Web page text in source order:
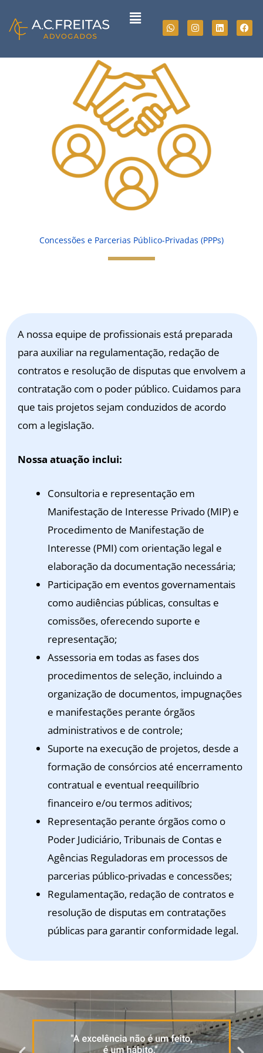
para
Menu
WhatsappInstagram
Linkedin
Concessões e Parcerias Público-Privadas (PPPs)
A nossa equipe de profissionais está preparada
para auxiliar na regulamentação, redação de
contratos e resolução de disputas que envolvem a
contratação com o poder público. Cuidamos para
que tais projetos sejam conduzidos de acordo
com a legislação.
Nossa atuação inclui:
Consultoria e representação em
Manifestação de Interesse Privado (MIP) e
Procedimento de Manifestação de
Interesse (PMI) com orientação legal e
elaboração da documentação necessária;
Participação em eventos governamentais
como audiências públicas, consultas e
comissões, oferecendo suporte e
representação;
Assessoria em todas as fases dos
procedimentos de seleção, incluindo a
organização de documentos, impugnações
e manifestações perante órgãos
administrativos e de controle;
Suporte na execução de projetos, desde a
formação de consórcios até encerramento
contratual e eventual reequilíbrio
financeiro e/ou termos aditivos;
Representação perante órgãos como o
Poder Judiciário, Tribunais de Contas e
Agências Reguladoras em processos de
parcerias público-privadas e concessões;
Regulamentação, redação de contratos e
resolução de disputas em contratações
públicas para garantir conformidade legal.